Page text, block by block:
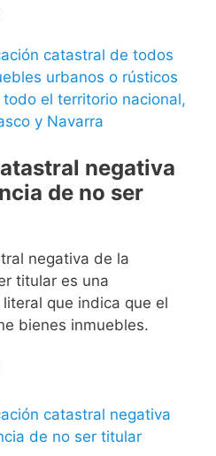
catastral de todos
urbanos o rústicos
el territorio nacional,
y Navarra
negativa
de no ser
negativa de la
titular es una
que indica que el
bienes inmuebles.
catastral negativa
de no ser titular